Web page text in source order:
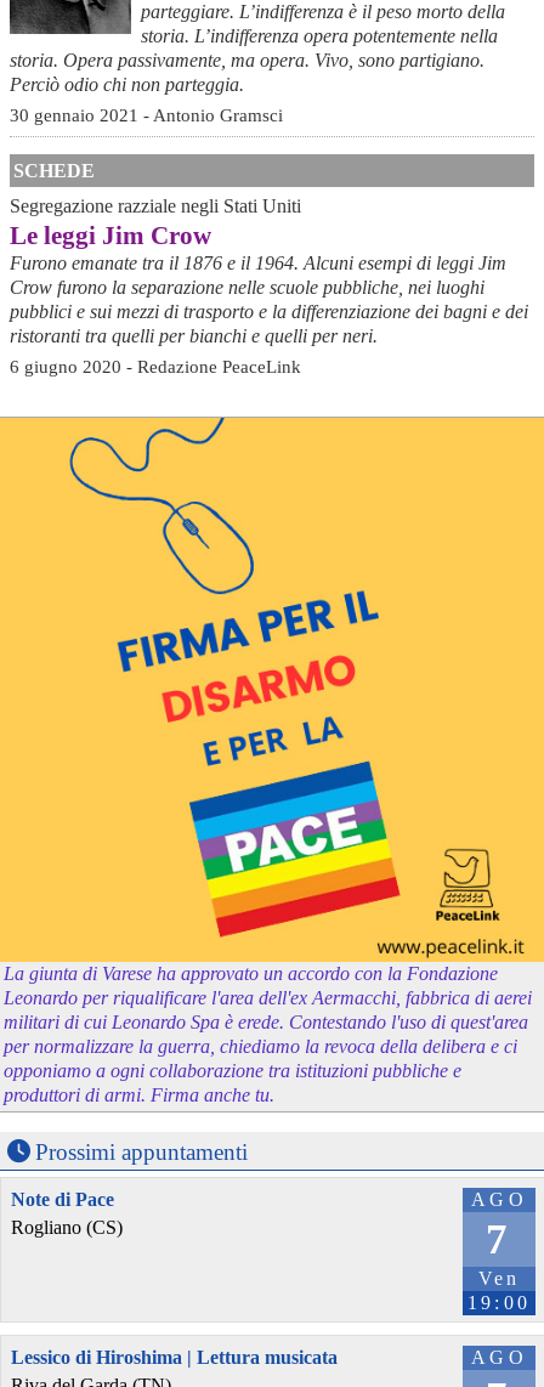
parteggiare. L’indifferenza è il peso morto della
storia. L’indifferenza opera potentemente nella
storia. Opera passivamente, ma opera. Vivo, sono partigiano.
Perciò odio chi non parteggia.
30 gennaio 2021 - Antonio Gramsci
SCHEDE
Segregazione razziale negli Stati Uniti
Le leggi Jim Crow
Furono emanate tra il 1876 e il 1964. Alcuni esempi di leggi Jim
Crow furono la separazione nelle scuole pubbliche, nei luoghi
pubblici e sui mezzi di trasporto e la differenziazione dei bagni e dei
ristoranti tra quelli per bianchi e quelli per neri.
6 giugno 2020 - Redazione PeaceLink
La giunta di Varese ha approvato un accordo con la Fondazione
Leonardo per riqualificare l'area dell'ex Aermacchi, fabbrica di aerei
militari di cui Leonardo Spa è erede. Contestando l'uso di quest'area
per normalizzare la guerra, chiediamo la revoca della delibera e ci
opponiamo a ogni collaborazione tra istituzioni pubbliche e
produttori di armi. Firma anche tu.
Prossimi appuntamenti
AGO
7
Ven
19:00
Note di Pace
Rogliano (CS)
AGO
Lessico di Hiroshima | Lettura musicata